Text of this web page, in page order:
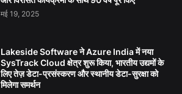
मई 19, 2025
Lakeside Software ने Azure India में नया
SysTrack Cloud क्षेत्र शुरू किया, भारतीय उद्यमों के
लिए तेज़ डेटा-प्रसंस्करण और स्थानीय डेटा-सुरक्षा को
मिलेगा समर्थन